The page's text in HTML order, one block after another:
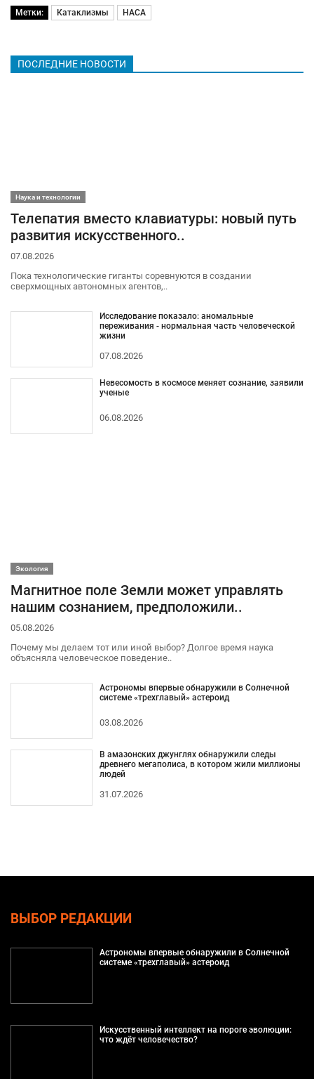
Метки: Катаклизмы НАСА
ПОСЛЕДНИЕ НОВОСТИ
Наука и технологии
Телепатия вместо клавиатуры: новый путь
развития искусственного..
07.08.2026
Пока технологические гиганты соревнуются в создании
сверхмощных автономных агентов,..
Исследование показало: аномальные
переживания - нормальная часть человеческой
жизни
07.08.2026
Невесомость в космосе меняет сознание, заявили
ученые
06.08.2026
Экология
Магнитное поле Земли может управлять
нашим сознанием, предположили..
05.08.2026
Почему мы делаем тот или иной выбор? Долгое время наука
объясняла человеческое поведение..
Астрономы впервые обнаружили в Солнечной
системе «трехглавый» астероид
03.08.2026
В амазонских джунглях обнаружили следы
древнего мегаполиса, в котором жили миллионы
людей
31.07.2026
ВЫБОР РЕДАКЦИИ
Астрономы впервые обнаружили в Солнечной
системе «трехглавый» астероид
Искусственный интеллект на пороге эволюции:
что ждёт человечество?